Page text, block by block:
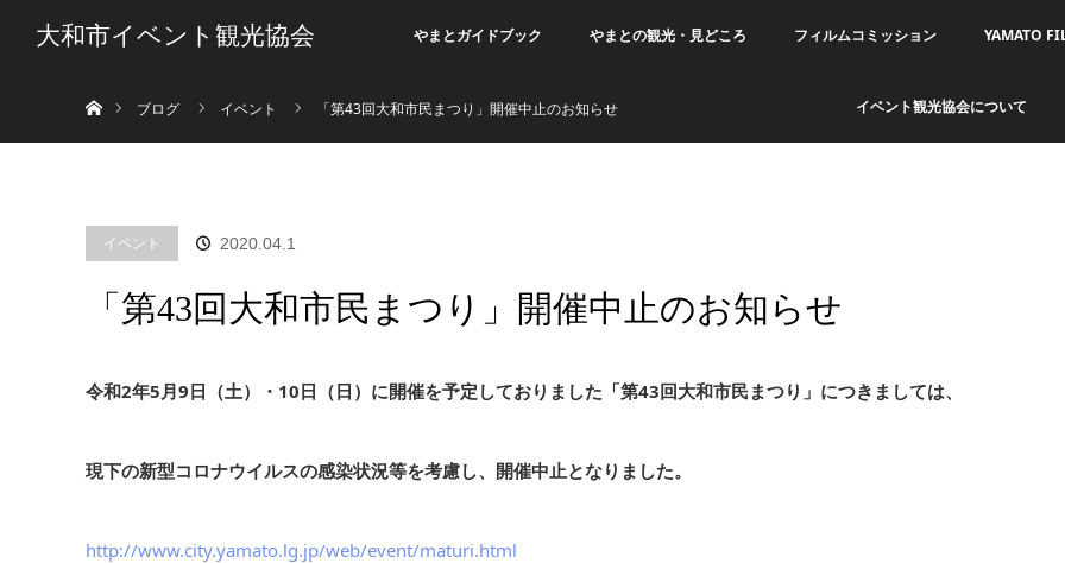
大和市イベント観光協会 やまとガイドブック やまとの観光・見どころ フィルムコミッション YAMATO
イベント観光協会について
ブログ
イベント 「第43回大和市民まつり」開催中止のお知らせ
イベント 2020.04.1
「第43回大和市民まつり」開催中止のお知らせ
令和2年5月9日（土）・10日（日）に開催を予定しておりました「第43回大和市民まつり」につきましては、
現下の新型コロナウイルスの感染状況等を考慮し、開催中止となりました。
http://www.city.yamato.lg.jp/web/event/maturi.html